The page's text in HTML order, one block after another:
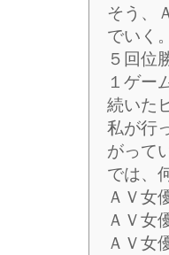
そう、
でいく。
５回位
１ゲー
続いた
私が行
がって
では、
ＡＶ女
ＡＶ女
ＡＶ女